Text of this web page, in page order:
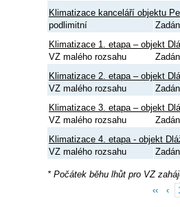
Klimatizace kanceláří objektu
podlimitní
Klimatizace 1. etapa – objekt
VZ malého rozsahu
Klimatizace 2. etapa – objekt
VZ malého rozsahu
Klimatizace 3. etapa – objekt
VZ malého rozsahu
Klimatizace 4. etapa - objekt
VZ malého rozsahu
* Počátek běhu lhůt pro VZ
‹‹
‹